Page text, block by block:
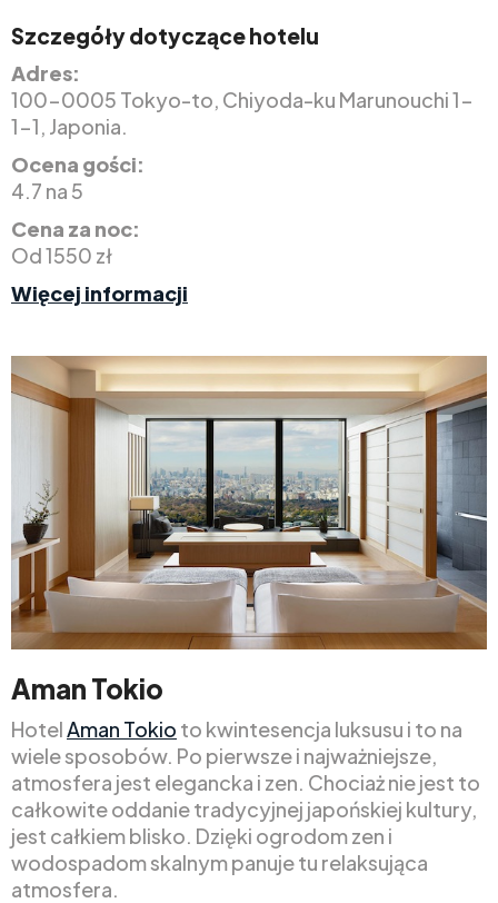
Szczegóły dotyczące hotelu
Adres:
100-0005 Tokyo-to, Chiyoda-ku Marunouchi 1-
1-1, Japonia.
Ocena gości:
4.7 na 5
Cena za noc:
Od 1550 zł
Więcej informacji
Aman Tokio
HotelAman Tokio to kwintesencja luksusu i to na
wiele sposobów. Po pierwsze i najważniejsze,
atmosfera jest elegancka i zen. Chociaż nie jest to
całkowite oddanie tradycyjnej japońskiej kultury,
jest całkiem blisko. Dzięki ogrodom zen i
wodospadom skalnym panuje tu relaksująca
atmosfera.